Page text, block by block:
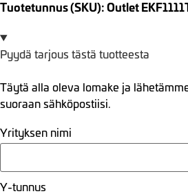
Tuotetunnus (SKU): Outlet
Pyydä tarjous tästä tuotteesta
Täytä alla oleva lomake ja
suoraan sähköpostiisi.
Yrityksen nimi
Y-tunnus